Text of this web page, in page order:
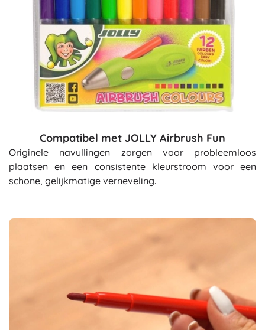
Compatibel met JOLLY Airbrush Fun
Originele navullingen zorgen voor probleemloos
plaatsen en een consistente kleurstroom voor een
schone, gelijkmatige verneveling.